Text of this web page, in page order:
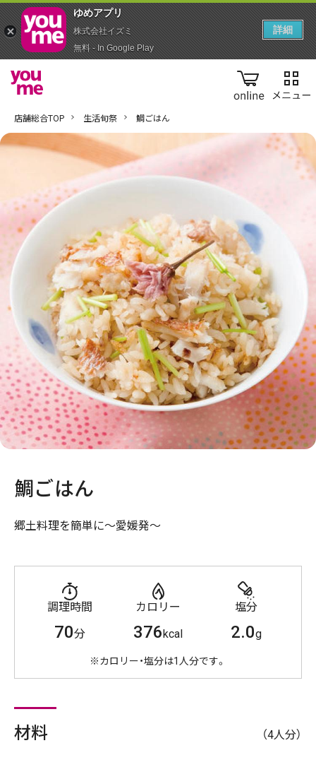
online
店舗総合TOP 生活旬祭 鯛ごはん
鯛ごはん
郷土料理を簡単に～愛媛発～
調理時間
70分
カロリー
376kcal
塩分
2.0g
※カロリー・塩分は1人分です。
材料 （4人分）
ゆめアプ‪リ‬
株式会社イズミ
無料 - In Google Play
詳細